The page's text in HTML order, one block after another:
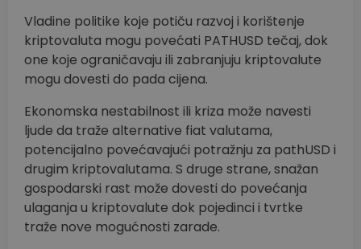
Vladine politike koje potiču razvoj i korištenje
kriptovaluta mogu povećati PATHUSD tečaj, dok
one koje ograničavaju ili zabranjuju kriptovalute
mogu dovesti do pada cijena.
Ekonomska nestabilnost ili kriza može navesti
ljude da traže alternative fiat valutama,
potencijalno povećavajući potražnju za pathUSD i
drugim kriptovalutama. S druge strane, snažan
gospodarski rast može dovesti do povećanja
ulaganja u kriptovalute dok pojedinci i tvrtke
traže nove mogućnosti zarade.